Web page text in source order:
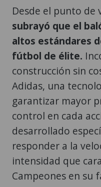
Desde el punto de
subrayó que el
altos estándares
fútbol de élite.
construcción sin
Adidas, una
garantizar mayor
control en cada
desarrollado
responder a la
intensidad que
Campeones en su